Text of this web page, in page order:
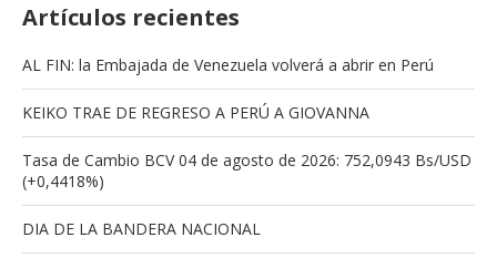
Artículos recientes
AL FIN: la Embajada de Venezuela volverá a abrir en Perú
KEIKO TRAE DE REGRESO A PERÚ A GIOVANNA
Tasa de Cambio BCV 04 de agosto de 2026: 752,0943 Bs/USD
(+0,4418%)
DIA DE LA BANDERA NACIONAL